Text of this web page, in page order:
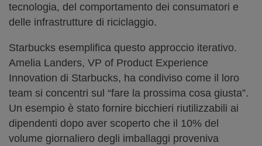
tecnologia, del comportamento dei consumatori e
delle infrastrutture di riciclaggio.
Starbucks esemplifica questo approccio iterativo.
Amelia Landers, VP of Product Experience
Innovation di Starbucks, ha condiviso come il loro
team si concentri sul “fare la prossima cosa giusta”.
Un esempio è stato fornire bicchieri riutilizzabili ai
dipendenti dopo aver scoperto che il 10% del
volume giornaliero degli imballaggi proveniva